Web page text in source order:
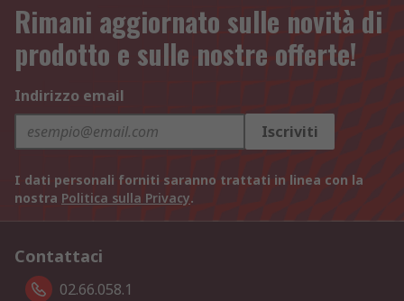
Rimani aggiornato sulle novità di
prodotto e sulle nostre offerte!
Indirizzo email
Iscriviti
I dati personali forniti saranno trattati in linea con la
nostra Politica sulla Privacy.
Contattaci
02.66.058.1